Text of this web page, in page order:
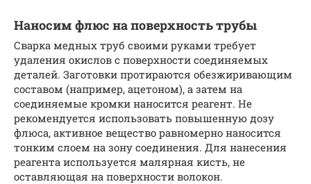
Наносим флюс на поверхность трубы
Сварка медных труб своими руками требует
удаления окислов с поверхности соединяемых
деталей. Заготовки протираются обезжиривающим
составом (например, ацетоном), а затем на
соединяемые кромки наносится реагент. Не
рекомендуется использовать повышенную дозу
флюса, активное вещество равномерно наносится
тонким слоем на зону соединения. Для нанесения
реагента используется малярная кисть, не
оставляющая на поверхности волокон.